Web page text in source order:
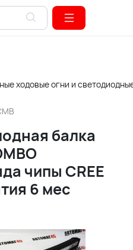
ходовые огни и
балка
чипы CREE
6 мес